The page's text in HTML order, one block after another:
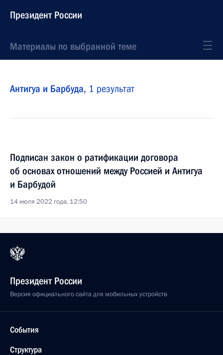
Президент России
Материалы по выбранной теме
Антигуа и Барбуда, 1 результат
Подписан закон о ратификации договора
об основах отношений между Россией и Антигуа
и Барбудой
14 июля 2022 года, 12:50
Президент России
Версия официального сайта для мобильных устройств
События
Структура